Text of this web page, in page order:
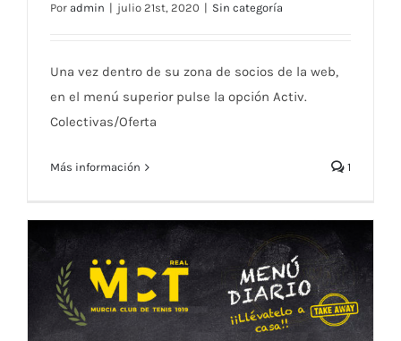
Por admin | julio 21st, 2020 | Sin categoría
Una vez dentro de su zona de socios de la web,
en el menú superior pulse la opción Activ.
Colectivas/Oferta
Más información 1